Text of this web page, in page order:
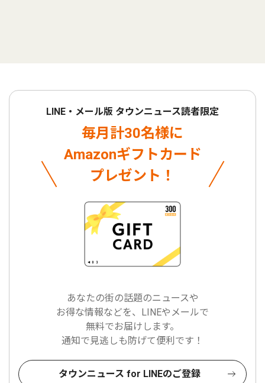
LINE・メール版 タウンニュース読者限定
毎月計30名様に
Amazonギフトカード
プレゼント！
あなたの街の話題のニュースや
お得な情報などを、LINEやメールで
無料でお届けします。
通知で見逃しも防げて便利です！
タウンニュース for LINEのご登録